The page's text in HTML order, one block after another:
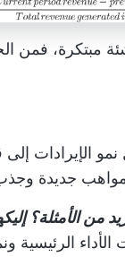
مبتكرة، فمن
نمو الإيرادات
جديدة
من الأمثلة؟ إليك
الرئيسية